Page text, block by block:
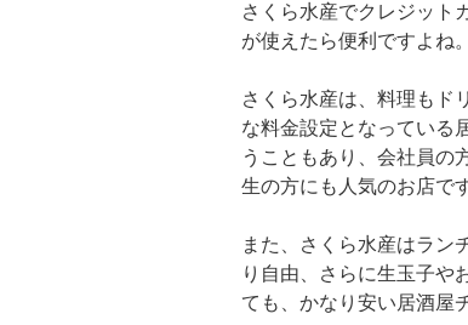
さくら水産でクレジット
が使えたら便利ですよね。
さくら水産は、料理もド
な料金設定となっている
うこともあり、会社員の
生の方にも人気のお店です
また、さくら水産はラン
り自由、さらに生玉子や
ても、かなり安い居酒屋